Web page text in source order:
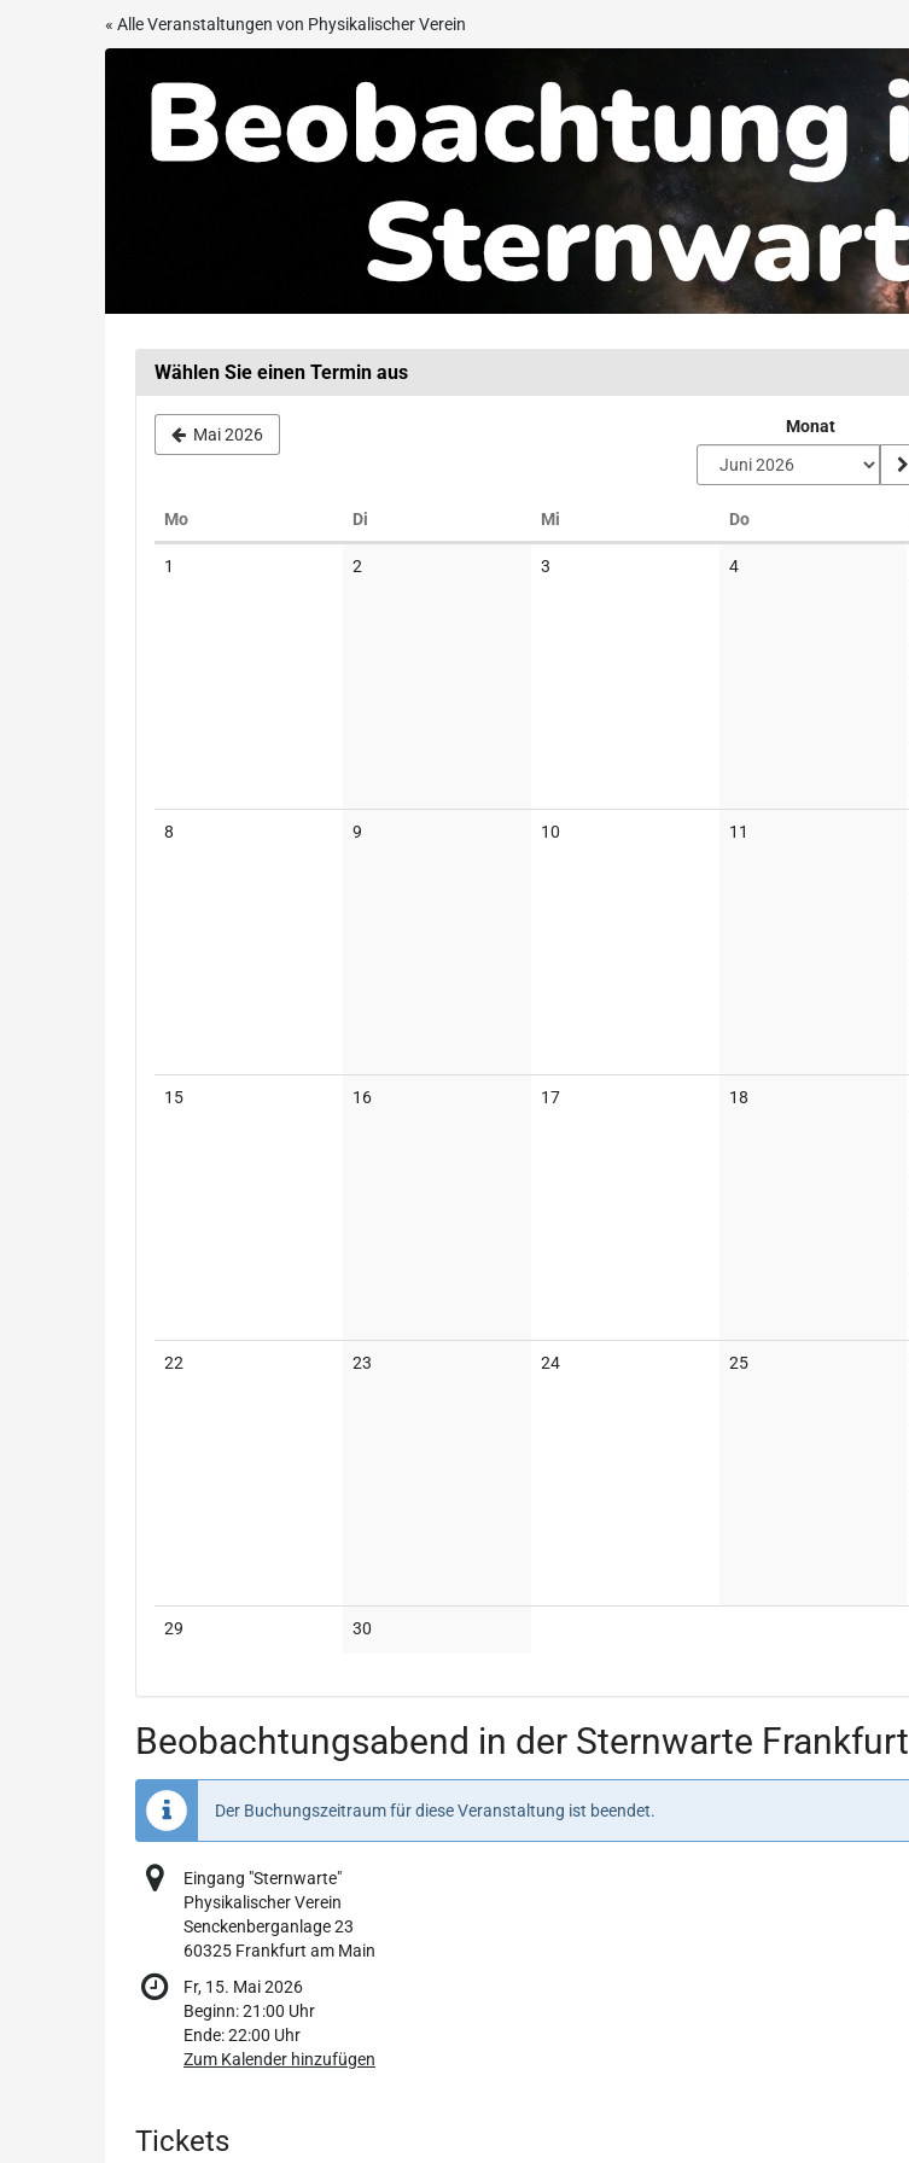
« Alle Veranstaltungen von Physikalischer Verein
Beobachtungsabend
der
Wählen Sie einen Termin aus
Mai 2026 Monat
MoMontag Di Mi DoDonnerstag
1 2 3 4Keine
8 9 10 11
15Keine
16Keine
17Keine
18
22 23 24Keine
25Keine
29 30
Beobachtungsabend in der Sternwarte Frankfurt
Der Buchungszeitraum für diese Veranstaltung ist beendet.
Eingang "Sternwarte"
Physikalischer Verein
Senckenberganlage 23
60325 Frankfurt am Main
Fr, 15. Mai 2026
Beginn:21:00 Uhr
Ende:22:00 Uhr
Zum Kalender hinzufügen
Produkte
Tickets